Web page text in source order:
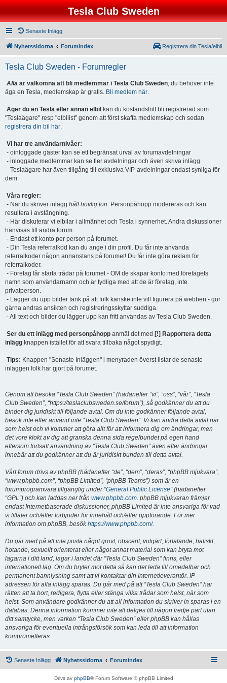
Tesla Club Sweden
Senaste Inlägg
Nyhetssidorna Forumindex Registrera din Tesla/elbil
Tesla Club Sweden - Forumregler
Alla är välkomna att bli medlemmar i Tesla Club Sweden, du behöver inte
äga en Tesla, medlemskap är gratis. Bli medlem här.
Äger du en Tesla eller annan elbil kan du kostandsfritt bli registrerad som
"Teslaägare" resp "elbilist" genom att först skaffa medlemskap och sedan
registrera din bil här.
Vi har tre användarnivåer:
- oinloggade gäster kan se ett begränsat urval av forumavdelningar
- inloggade medlemmar kan se fler avdelningar och även skriva inlägg
- Teslaägare har även tillgång till exklusiva VIP-avdelningar endast synliga för
dem
Våra regler:
- När du skriver inlägg håll hövlig ton. Personpåhopp modereras och kan
resultera i avstängning.
- Här diskuterar vi elbilar i allmänhet och Tesla i synnerhet. Andra diskussioner
hänvisas till andra forum.
- Endast ett konto per person på forumet.
- Din Tesla referralkod kan du ange i din profil. Du får inte använda
referralkoder någon annanstans på forumet! Du får inte göra reklam för
referralkoder.
- Företag får starta trådar på forumet - OM de skapar konto med företagets
namn som användarnamn och är tydliga med att de är företag, inte
privatperson.
- Lägger du upp bilder tänk på att folk kanske inte vill figurera på webben - gör
gärna andras ansikten och registreringsskyltar suddiga.
- All text och bilder du lägger upp kan fritt användas av Tesla Club Sweden.
Ser du ett inlägg med personpåhopp anmäl det med [!] Rapportera detta
inlägg knappen istället för att svara tillbaka något spydigt.
Tips: Knappen "Senaste Inläggen" i menyraden överst listar de senaste
inläggen folk har gjort på forumet.
Genom att besöka “Tesla Club Sweden” (hädanefter “vi”, “oss”, “vår”, “Tesla
Club Sweden”, “https://teslaclubsweden.se/forum”), så godkänner du att du
binder dig juridiskt till följande avtal. Om du inte godkänner följande avtal,
besök inte eller använd inte “Tesla Club Sweden”. Vi kan ändra detta avtal när
som helst och vi kommer att göra allt för att informera dig om ändringar, men
det vore klokt av dig att granska denna sida regelbundet på egen hand
eftersom fortsatt användning av “Tesla Club Sweden” även efter ändringar
innebär att du godkänner att du är juridiskt bunden till detta avtal.
Vårt forum drivs av phpBB (hädanefter “de”, “dem”, “deras”, “phpBB mjukvara”,
“www.phpbb.com”, “phpBB Limited”, “phpBB Teams”) som är en
forumprogramvara tillgänglig under “General Public License” (hädanefter
“GPL”) och kan laddas ner från www.phpbb.com. phpBB mjukvaran främjar
endast Internetbaserade diskussioner, phpBB Limited är inte ansvariga för vad
vi tillåter och/eller förbjuder för innehåll och/eller uppförande. För mer
information om phpBB, besökhttps://www.phpbb.com/.
Du går med på att inte posta något grovt, obscent, vulgärt, förtalande, hatiskt,
hotande, sexuellt orienterat eller något annat material som kan bryta mot
lagarna i ditt land, lagar i landet där “Tesla Club Sweden” finns, eller
internationell lag. Om du bryter mot detta så kan det leda till omedelbar och
permanent bannlysning samt att vi kontaktar din Internetleverantör. IP-
adressen för alla inlägg sparas. Du går med på att “Tesla Club Sweden” har
rätten att ta bort, redigera, flytta eller stänga vilka trådar som helst, när som
helst. Som användare godkänner du att all information du skriver in sparas i en
databas. Denna information kommer inte att delges till någon tredje part utan
ditt samtycke, men varken “Tesla Club Sweden” eller phpBB kan hållas
ansvariga för eventuella intrångsförsök som kan leda till att information
komprometteras.
Senaste Inlägg Nyhetssidorna Forumindex
Drivs av phpBB® Forum Software © phpBB Limited